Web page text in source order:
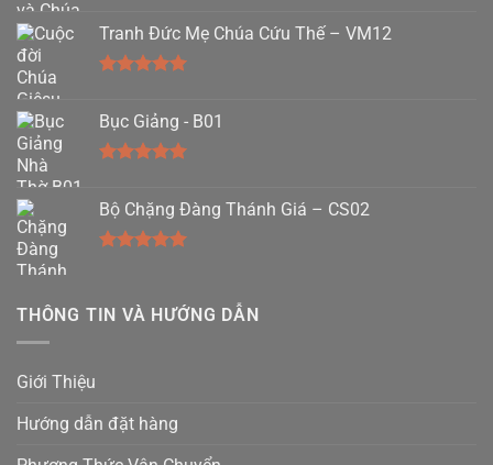
5 sao
Tranh Đức Mẹ Chúa Cứu Thế – VM12
5 sao
Bục Giảng - B01
5 sao
Bộ Chặng Đàng Thánh Giá – CS02
THÔNG TIN VÀ HƯỚNG DẪN
Giới Thiệu
Hướng dẫn đặt hàng